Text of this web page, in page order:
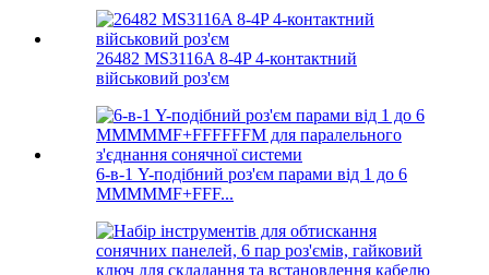
26482 MS3116A 8-4P 4-контактний
військовий роз'єм
6-в-1 Y-подібний роз'єм парами від 1 до 6
MMMMMF+FFF...